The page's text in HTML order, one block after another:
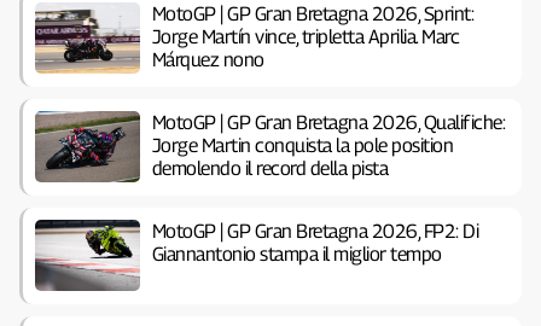
MotoGP | GP Gran Bretagna 2026, Sprint:
Jorge Martín vince, tripletta Aprilia. Marc
Márquez nono
MotoGP | GP Gran Bretagna 2026, Qualifiche:
Jorge Martin conquista la pole position
demolendo il record della pista
MotoGP | GP Gran Bretagna 2026, FP2: Di
Giannantonio stampa il miglior tempo